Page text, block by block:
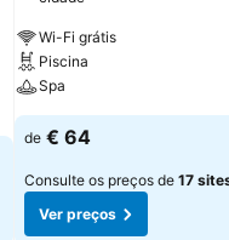
Wi-Fi grátis
Piscina
Spa
de € 64
Consulte os preços de 17
Ver preços